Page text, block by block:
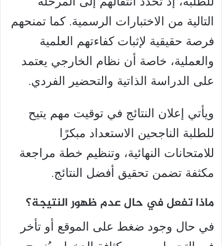
التالية من الاختبارات الرسمية. كما تمنحهم
فرصة حقيقية لإثبات كفاءتهم العلمية
والعملية، خاصة أن نظام الخارجي يعتمد
على الدراسة الذاتية والتحضير الفردي.
ويأتي إعلان النتائج في توقيت مهم يتيح
للطلبة الناجحين الاستعداد مبكرًا
للامتحانات النهائية، وتنظيم خطة مراجعة
مكثفة تضمن تحقيق أفضل النتائج.
ماذا تفعل في حال عدم ظهور النتيجة؟
في حال وجود ضغط على الموقع أو تأخر